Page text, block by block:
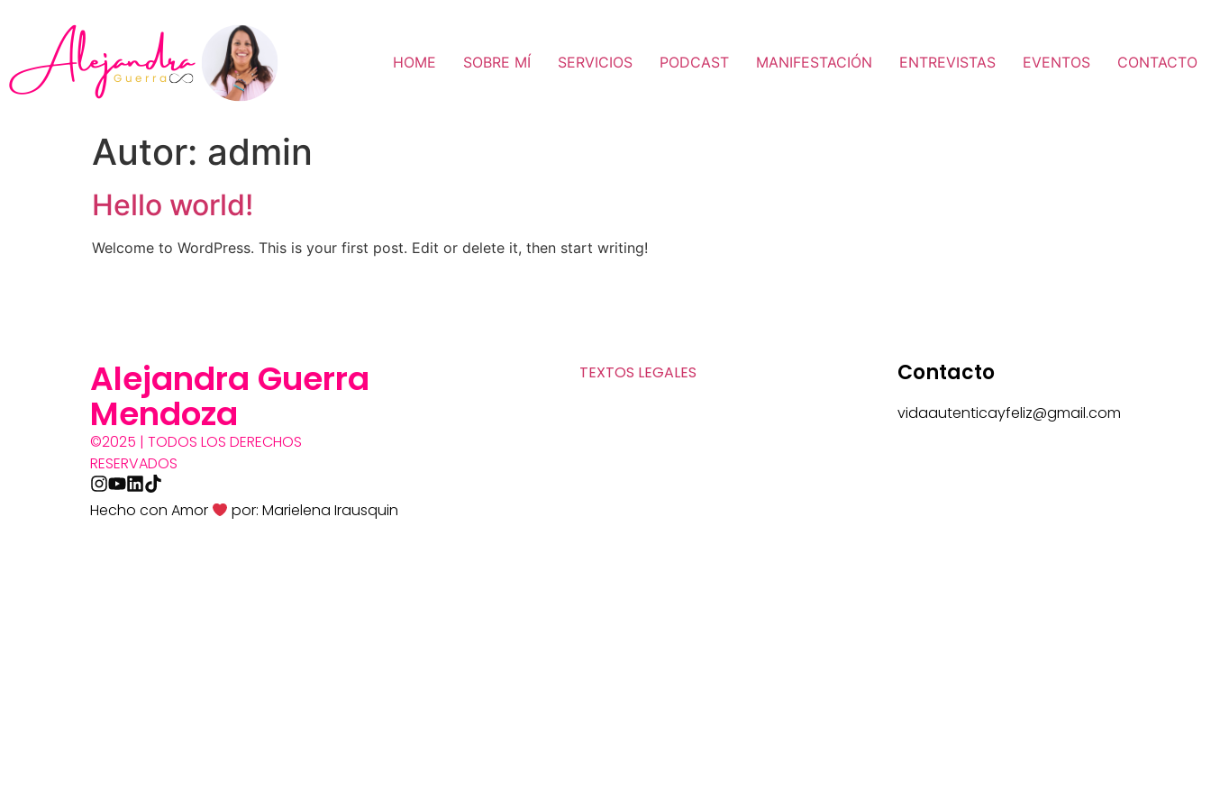
HOME SOBRE MÍ SERVICIOS PODCAST MANIFESTACIÓN ENTREVISTAS EVENTOS CONTACTO
Autor: admin
Hello world!
Welcome to WordPress. This is your first post. Edit or delete it, then start writing!
Alejandra Guerra
Mendoza
©2025 | TODOS LOS DERECHOS
RESERVADOS
TEXTOS LEGALES Contacto
vidaautenticayfeliz@gmail.com
Hecho con Amor por: Marielena Irausquin